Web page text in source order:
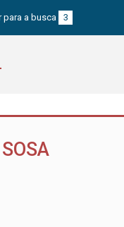
para a busca 3